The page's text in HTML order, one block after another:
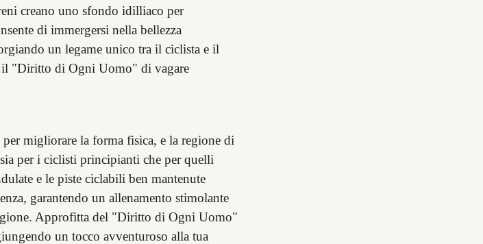
creano uno sfondo idilliaco per
di immergersi nella bellezza
un legame unico tra il ciclista e il
il "Diritto di Ogni Uomo" di vagare
migliorare la forma fisica, e la regione di
per i ciclisti principianti che per quelli
e le piste ciclabili ben mantenute
garantendo un allenamento stimolante
Approfitta del "Diritto di Ogni Uomo"
un tocco avventuroso alla tua